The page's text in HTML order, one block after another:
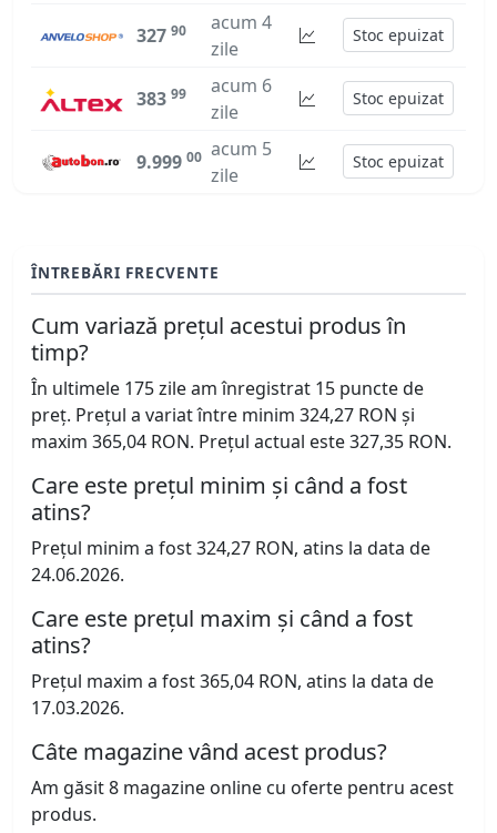
327 90
acum 4
zile
Stoc epuizat
383 99
acum 6
zile
Stoc epuizat
9.999 00 acum 5
zile
Stoc epuizat
ÎNTREBĂRI FRECVENTE
Cum variază prețul acestui produs în
timp?
În ultimele 175 zile am înregistrat 15 puncte de
preț. Prețul a variat între minim 324,27 RON și
maxim 365,04 RON. Prețul actual este 327,35 RON.
Care este prețul minim și când a fost
atins?
Prețul minim a fost 324,27 RON, atins la data de
24.06.2026.
Care este prețul maxim și când a fost
atins?
Prețul maxim a fost 365,04 RON, atins la data de
17.03.2026.
Câte magazine vând acest produs?
Am găsit 8 magazine online cu oferte pentru acest
produs.